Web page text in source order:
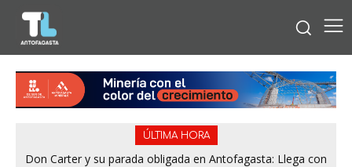
ÚLTIMA HORA
Don Carter y su parada obligada en Antofagasta: Llega con